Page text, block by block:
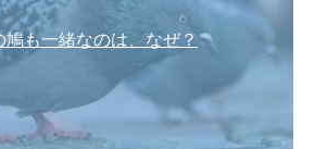
も一緒なのは、なぜ？